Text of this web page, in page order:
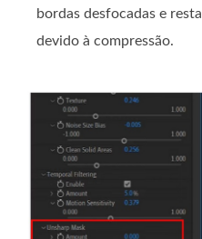
bordas desfocadas e
devido à compressão.